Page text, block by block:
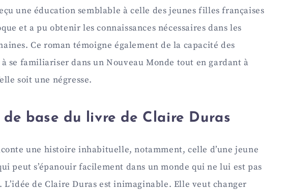
une éducation semblable à celle des jeunes filles françaises
et a pu obtenir les connaissances nécessaires dans les
Ce roman témoigne également de la capacité des
se familiariser dans un Nouveau Monde tout en gardant à
soit une négresse.
de base du livre de Claire Duras
une histoire inhabituelle, notamment, celle d’une jeune
peut s’épanouir facilement dans un monde qui ne lui est pas
L’idée de Claire Duras est inimaginable. Elle veut changer